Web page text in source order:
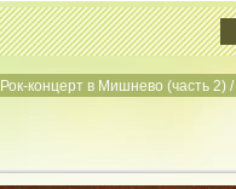
Рок-концерт в Мишнево (часть 2) /